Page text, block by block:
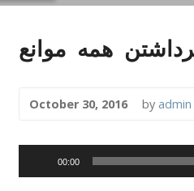
October 30, 2016 by admin
00:00